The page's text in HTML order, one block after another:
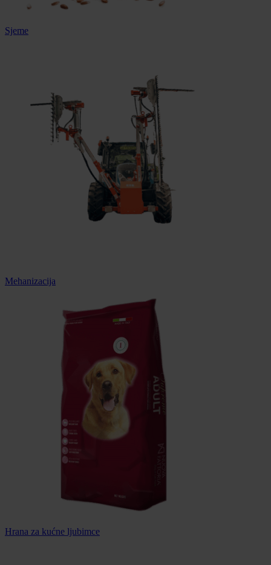
Sjeme
Mehanizacija
Hrana za kućne ljubimce